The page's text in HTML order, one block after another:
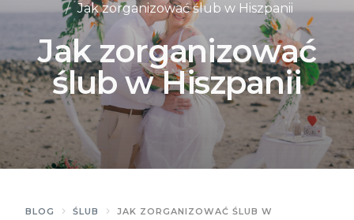
Jak zorganizować ślub w Hiszpanii
Jak zorganizować
ślub w Hiszpanii
BLOG ŚLUB
JAK ZORGANIZOWAĆ ŚLUB W